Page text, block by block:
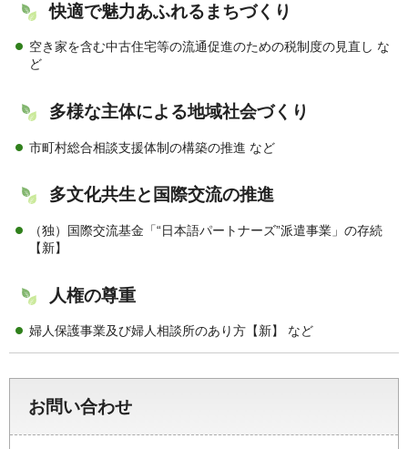
快適で魅力あふれるまちづくり
空き家を含む中古住宅等の流通促進のための税制度の見直し な
ど
多様な主体による地域社会づくり
市町村総合相談支援体制の構築の推進 など
多文化共生と国際交流の推進
（独）国際交流基金「“日本語パートナーズ”派遣事業」の存続
【新】
人権の尊重
婦人保護事業及び婦人相談所のあり方【新】 など
お問い合わせ